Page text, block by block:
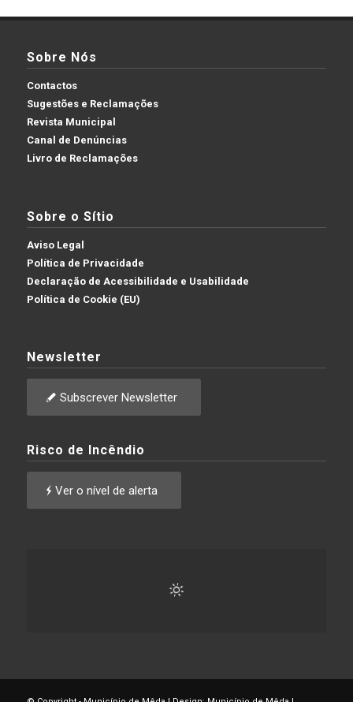
Sobre Nós
Contactos
Sugestões e Reclamações
Revista Municipal
Canal de Denúncias
Livro de Reclamações
Sobre o Sítio
Aviso Legal
Política de Privacidade
Declaração de Acessibilidade e Usabilidade
Política de Cookie (EU)
Newsletter
Subscrever Newsletter
Risco de Incêndio
Ver o nível de alerta